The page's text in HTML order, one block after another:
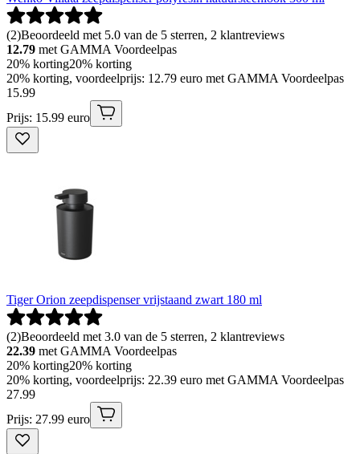
(2)Beoordeeld met 5.0 van de 5 sterren, 2 klantreviews
12.79 met GAMMA Voordeelpas
20% korting20% korting
20% korting, voordeelprijs: 12.79 euro met GAMMA Voordeelpas
15.99
Prijs: 15.99 euro
Tiger Orion zeepdispenser vrijstaand zwart 180 ml
(2)Beoordeeld met 3.0 van de 5 sterren, 2 klantreviews
22.39 met GAMMA Voordeelpas
20% korting20% korting
20% korting, voordeelprijs: 22.39 euro met GAMMA Voordeelpas
27.99
Prijs: 27.99 euro